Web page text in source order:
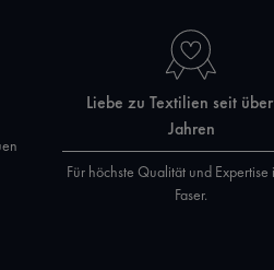
Liebe zu Textilien seit
Jahren
Für höchste Qualität und Expertise
Faser.